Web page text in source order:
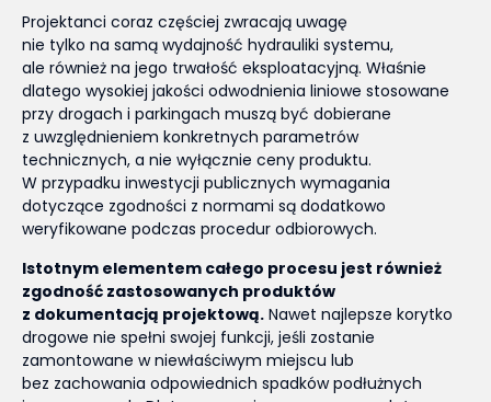
Projektanci coraz częściej zwracają uwagę
nie tylko na samą wydajność hydrauliki systemu,
ale również na jego trwałość eksploatacyjną. Właśnie
dlatego wysokiej jakości odwodnienia liniowe stosowane
przy drogach i parkingach muszą być dobierane
z uwzględnieniem konkretnych parametrów
technicznych, a nie wyłącznie ceny produktu.
W przypadku inwestycji publicznych wymagania
dotyczące zgodności z normami są dodatkowo
weryfikowane podczas procedur odbiorowych.
Istotnym elementem całego procesu jest również
zgodność zastosowanych produktów
z dokumentacją projektową. Nawet najlepsze korytko
drogowe nie spełni swojej funkcji, jeśli zostanie
zamontowane w niewłaściwym miejscu lub
bez zachowania odpowiednich spadków podłużnych